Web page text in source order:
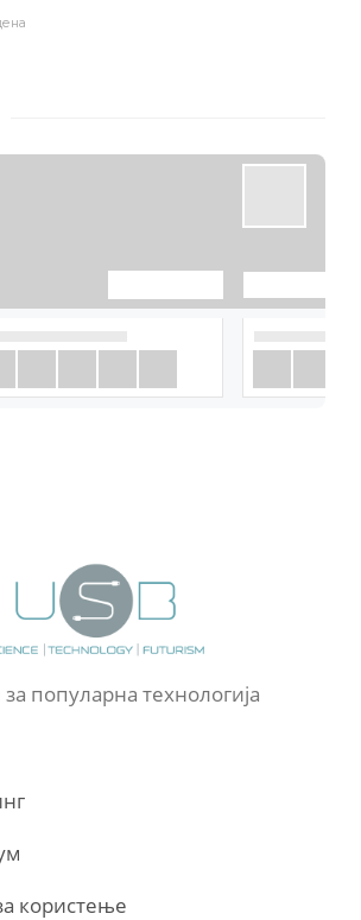
популарна технологија
користење